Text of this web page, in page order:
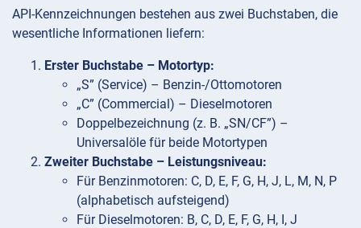
API-Kennzeichnungen bestehen aus zwei Buchstaben, die
wesentliche Informationen liefern:
Erster Buchstabe – Motortyp:
„S” (Service) – Benzin-/Ottomotoren
„C” (Commercial) – Dieselmotoren
Doppelbezeichnung (z. B. „SN/CF”) –
Universalöle für beide Motortypen
Zweiter Buchstabe – Leistungsniveau:
Für Benzinmotoren: C, D, E, F, G, H, J, L, M, N, P
(alphabetisch aufsteigend)
Für Dieselmotoren: B, C, D, E, F, G, H, I, J